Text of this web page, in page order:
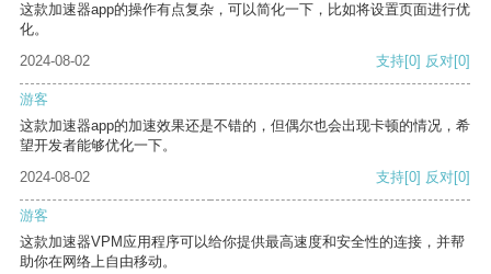
这款加速器app的操作有点复杂，可以简化一下，比如将设置页面进行优
化。
2024-08-02
支持[0] 反对[0]
游客
这款加速器app的加速效果还是不错的，但偶尔也会出现卡顿的情况，希
望开发者能够优化一下。
2024-08-02
支持[0] 反对[0]
游客
这款加速器VPM应用程序可以给你提供最高速度和安全性的连接，并帮
助你在网络上自由移动。